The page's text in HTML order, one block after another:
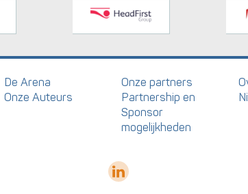
De Arena
Onze Auteurs
Onze partners
Partnership en
Sponsor
mogelijkheden